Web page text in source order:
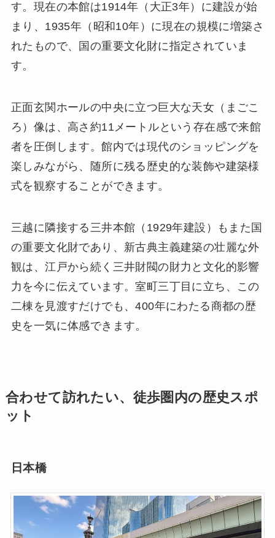
す。現在の本館は1914年（大正3年）に建設が始
まり、1935年（昭和10年）に現在の規模に増築さ
れたもので、国の重要文化財に指定されていま
す。
正面玄関ホールの中央に立つ巨大な天女（まごこ
ろ）像は、高さ約11メートルという存在感で来館
者を圧倒します。館内では現代のショッピングを
楽しみながら、随所に残る歴史的な装飾や建築様
式を観察することができます。
三越に隣接する三井本館（1929年建設）もまた国
の重要文化財であり、新古典主義建築の壮麗な外
観は、江戸から続く三井財閥の財力と文化的影響
力を今に伝えています。室町三丁目に立ち、この
二棟を見渡すだけでも、400年にわたる商都の歴
史を一気に体感できます。
合わせて訪れたい、徒歩圏内の歴史スポ
ット
日本橋